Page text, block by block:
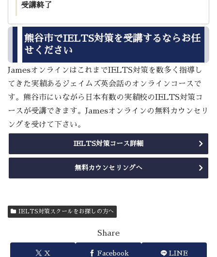
受講終了
熊谷市でIELTS対策を受講するならお任
せください
JamesオンラインはこれまでIELTS対策を数多く指導し
てきた実績あるジェイムズ英会話のオンラインコースで
す。熊谷市にいながら日本有数の実績校のIELTS対策コ
ースが受講できます。Jamesオンラインの無料カウンセリ
ングを受けて下さい。
IELTS対策コース詳細
無料カウンセリングへ
IELTS対策スクールをお探しの方へ
Share
X Facebook LINE